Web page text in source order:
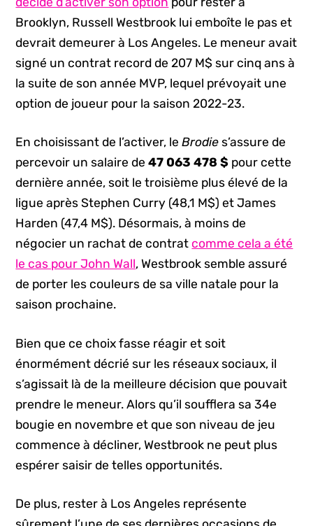
Brooklyn, Russell Westbrook lui emboîte le pas et
devrait demeurer à Los Angeles. Le meneur avait
signé un contrat record de 207 M$ sur cinq ans à
la suite de son année MVP, lequel prévoyait une
option de joueur pour la saison 2022-23.
En choisissant de l’activer, leBrodie s’assure de
percevoir un salaire de47 063 478 $ pour cette
dernière année, soit le troisième plus élevé de la
ligue après Stephen Curry (48,1 M$) et James
Harden (47,4 M$). Désormais, à moins de
négocier un rachat de contratcomme cela a été
le cas pour John Wall, Westbrook semble assuré
de porter les couleurs de sa ville natale pour la
saison prochaine.
Bien que ce choix fasse réagir et soit
énormément décrié sur les réseaux sociaux, il
s’agissait là de la meilleure décision que pouvait
prendre le meneur. Alors qu’il soufflera sa 34e
bougie en novembre et que son niveau de jeu
commence à décliner, Westbrook ne peut plus
espérer saisir de telles opportunités.
De plus, rester à Los Angeles représente